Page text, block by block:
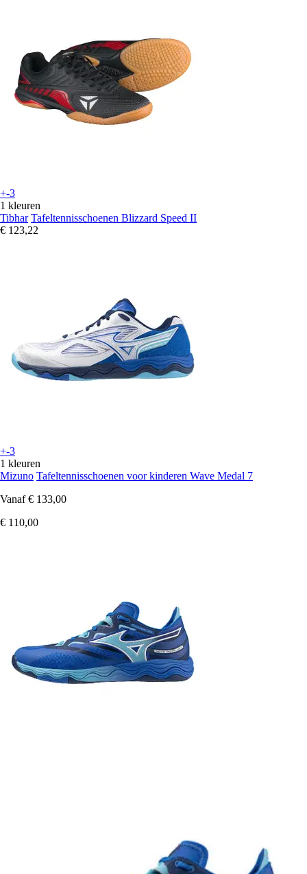
+-3
1 kleuren
Tibhar Tafeltennisschoenen Blizzard Speed II
€ 123,22
+-3
1 kleuren
Mizuno Tafeltennisschoenen voor kinderen Wave Medal 7
Vanaf € 133,00
€ 110,00